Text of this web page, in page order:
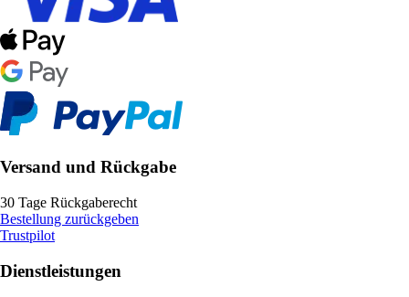
Versand und Rückgabe
30 Tage Rückgaberecht
Bestellung zurückgeben
Trustpilot
Dienstleistungen